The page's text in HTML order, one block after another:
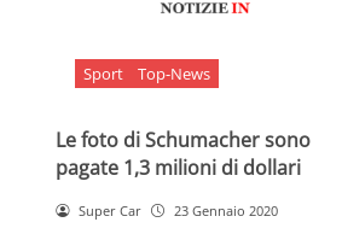
Sport Top-News
Le foto di Schumacher sono
pagate 1,3 milioni di dollari
Super Car 23 Gennaio 2020